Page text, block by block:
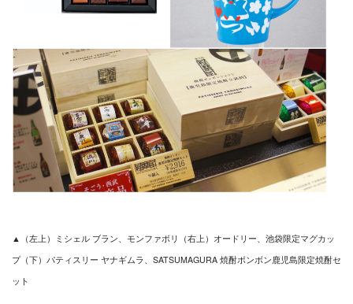
▲（左上）ミシェル ブラン、モンファボリ（右上）オードリー、池袋限定マグカッ
プ（下）パティスリー ヤナギムラ、SATSUMAGURA 焼酎ボンボン鹿児島限定焼酎セ
ット